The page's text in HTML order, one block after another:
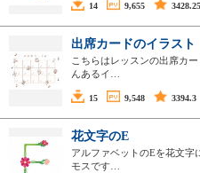
14 9,655 3428.25
出席カードのイラス
こちらはレッスンの出席カ
んあるイ…
15 9,548 3394.3
花文字のE
アルファベットのEを花文字
モスです…